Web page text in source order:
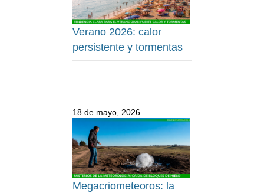
Verano 2026: calor
persistente y tormentas
18 de mayo, 2026
Megacriometeoros: la